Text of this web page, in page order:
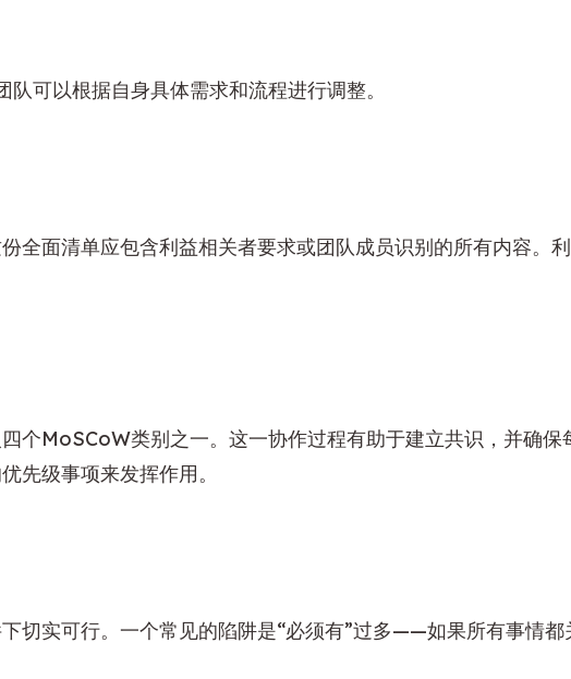
可以根据自身具体需求和流程进行调整。
全面清单应包含利益相关者要求或团队成员识别的所有内容。
个MoSCoW类别之一。这一协作过程有助于建立共识，并确保
先级事项来发挥作用。
切实可行。一个常见的陷阱是“必须有”过多——如果所有事情